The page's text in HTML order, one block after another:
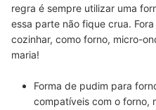
regra é sempre utilizar uma
essa parte não fique crua.
cozinhar, como forno, micro-
maria!
Forma de pudim para
compatíveis com o forno,